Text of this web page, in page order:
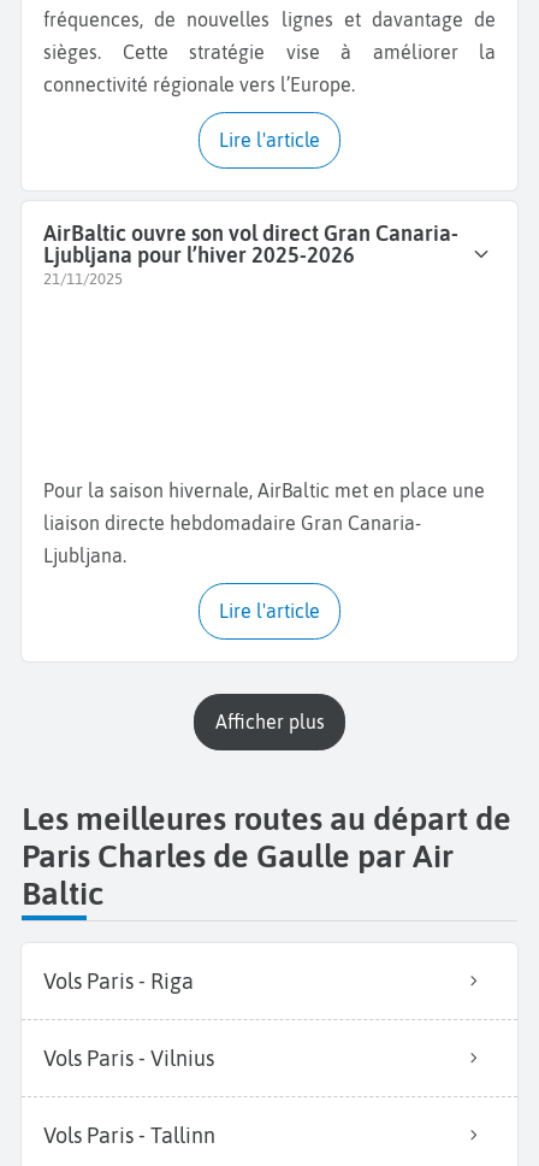
fréquences, de nouvelles lignes et davantage de
sièges. Cette stratégie vise à améliorer la
connectivité régionale vers l’Europe.
Lire l'article
AirBaltic ouvre son vol direct Gran Canaria-
Ljubljana pour l’hiver 2025-2026
21/11/2025
Pour la saison hivernale, AirBaltic met en place une
liaison directe hebdomadaire Gran Canaria-
Ljubljana.
Lire l'article
Afficher plus
Les meilleures routes au départ de
Paris Charles de Gaulle par Air
Baltic
Vols Paris - Riga
Vols Paris - Vilnius
Vols Paris - Tallinn